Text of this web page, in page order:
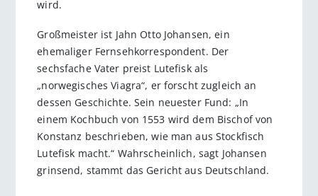
wird.
Großmeister ist Jahn Otto Johansen, ein
ehemaliger Fernsehkorrespondent. Der
sechsfache Vater preist Lutefisk als
„norwegisches Viagra“, er forscht zugleich an
dessen Geschichte. Sein neuester Fund: „In
einem Kochbuch von 1553 wird dem Bischof von
Konstanz beschrieben, wie man aus Stockfisch
Lutefisk macht.“ Wahrscheinlich, sagt Johansen
grinsend, stammt das Gericht aus Deutschland.